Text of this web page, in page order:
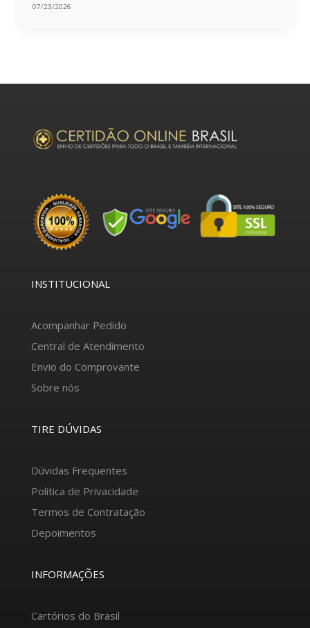
07/23/2026
INSTITUCIONAL
Acompanhar Pedido
Central de Atendimento
Envio do Comprovante
Sobre nós
TIRE DÚVIDAS
Dúvidas Frequentes
Política de Privacidade
Termos de Contratação
Depoimentos
INFORMAÇÕES
Cartórios do Brasil